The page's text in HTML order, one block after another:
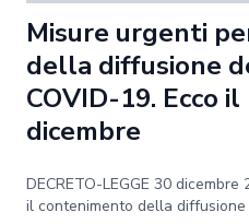
Misure urgenti
della diffusione
COVID-19. Ecco
dicembre
DECRETO-LEGGE 30
il contenimento della diffusione